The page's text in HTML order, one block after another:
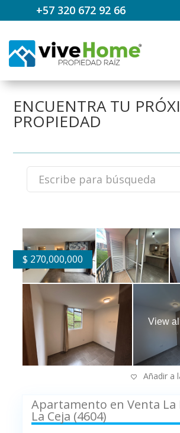
+57 320 672 92 66
ENCUENTRA TU
PROPIEDAD
$ 270,000,000
View
Añadir a
Apartamento en Venta La
La Ceja (4604)